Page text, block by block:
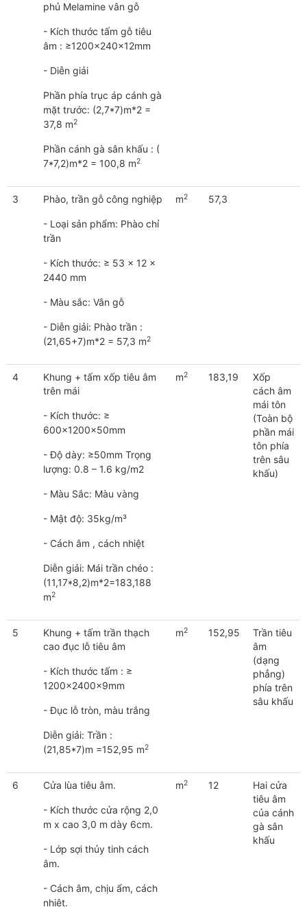
phủ Melamine vân gỗ
- Kích thước tấm gỗ tiêu
âm : ≥1200x240x12mm
- Diễn giải
Phần phía trục áp cánh gà
mặt trước: (2,7*7)m*2 =
37,8 m2
Phần cánh gà sân khấu : (
7*7,2)m*2 = 100,8 m2
3 Phào, trần gỗ công nghiệp
- Loại sản phẩm: Phào chỉ
trần
- Kích thước: ≥ 53 x 12 x
2440 mm
- Màu sắc: Vân gỗ
- Diễn giải: Phào trần :
(21,65+7)m*2 = 57,3 m2
m2 57,3
4
Khung + tấm xốp tiêu âm
trên mái
- Kích thước: ≥
600x1200x50mm
- Độ dày: ≥50mm Trọng
lượng: 0.8 – 1.6 kg/m2
- Màu Sắc: Màu vàng
- Mật độ: 35kg/m³
- Cách âm , cách nhiệt
Diễn giải: Mái trần chéo :
(11,17*8,2)m*2=183,188
m2
m2 183,19
Xốp
cách âm
mái tôn
(Toàn bộ
phần mái
tôn phía
trên sâu
khấu)
5
Khung + tấm trần thạch
cao đục lỗ tiêu âm
- Kích thước tấm : ≥
1200x2400x9mm
- Đục lỗ tròn, màu trắng
Diễn giải: Trần :
(21,85*7)m =152,95 m2
m2 152,95
Trần tiêu
âm
(dạng
phẳng)
phía trên
sâu khấu
6 Cửa lùa tiêu âm.
- Kích thước cửa rộng 2,0
m x cao 3,0 m dày 6cm.
- Lớp sợi thủy tinh cách
âm.
- Cách âm, chịu ẩm, cách
nhiệt.
m2 12
Hai cửa
tiêu âm
của cánh
gà sân
khấu